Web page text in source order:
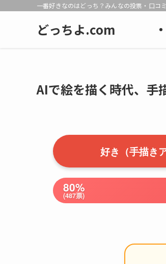
一番好きなのはどっち？みんなの投票・口コ
どっちよ.com
AIで絵を描く時代、手
好き（手描き
80%
(487票)